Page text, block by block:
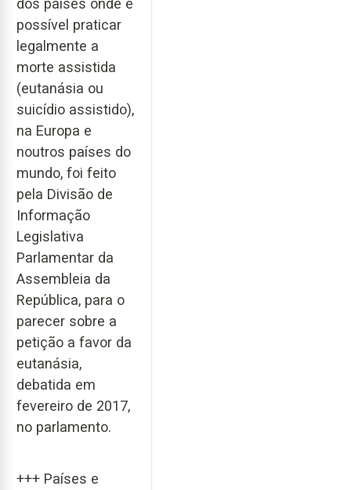
dos países onde é
possível praticar
legalmente a
morte assistida
(eutanásia ou
suicídio assistido),
na Europa e
noutros países do
mundo, foi feito
pela Divisão de
Informação
Legislativa
Parlamentar da
Assembleia da
República, para o
parecer sobre a
petição a favor da
eutanásia,
debatida em
fevereiro de 2017,
no parlamento.
+++ Países e